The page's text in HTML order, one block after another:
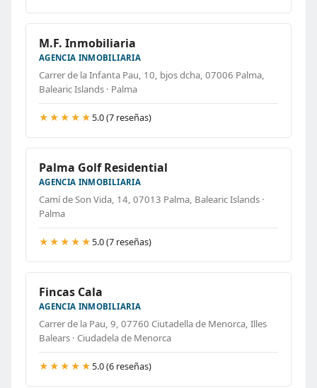
M.F. Inmobiliaria
AGENCIA INMOBILIARIA
Carrer de la Infanta Pau, 10, bjos dcha, 07006 Palma,
Balearic Islands · Palma
★★★★★ 5.0 (7 reseñas)
Palma Golf Residential
AGENCIA INMOBILIARIA
Camí de Son Vida, 14, 07013 Palma, Balearic Islands ·
Palma
★★★★★ 5.0 (7 reseñas)
Fincas Cala
AGENCIA INMOBILIARIA
Carrer de la Pau, 9, 07760 Ciutadella de Menorca, Illes
Balears · Ciudadela de Menorca
★★★★★ 5.0 (6 reseñas)